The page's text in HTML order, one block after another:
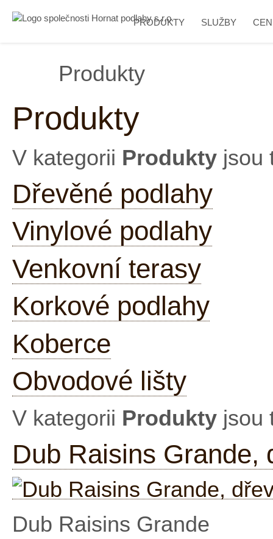
PRODUKTY SLUŽBY
Produkty
Produkty
V kategorii Produkty jsou
Dřevěné podlahy
Vinylové podlahy
Venkovní terasy
Korkové podlahy
Koberce
Obvodové lišty
V kategorii Produkty jsou
Dub Raisins Grande,
Dub Raisins Grande